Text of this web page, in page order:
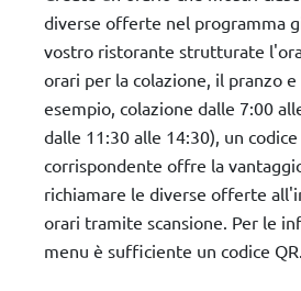
diverse offerte nel programma
vostro ristorante strutturate
orari per la colazione, il pranzo
esempio, colazione dalle 7:00
dalle 11:30 alle 14:30), un codice
corrispondente offre la
richiamare le diverse offerte
orari tramite scansione. Per le
menu è sufficiente un codice QR.